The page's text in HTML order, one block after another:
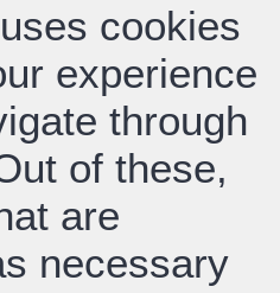
cookies
experience
through
of these,
are
necessary